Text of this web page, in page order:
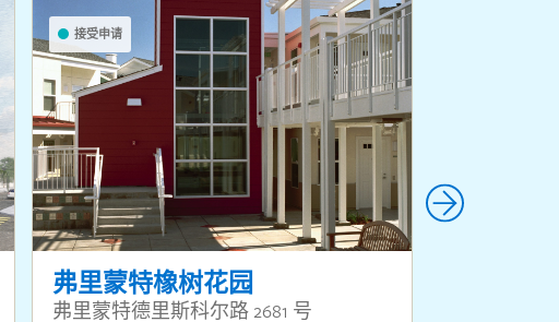
接受申请
弗里蒙特橡树花园
弗里蒙特德里斯科尔路 2681 号